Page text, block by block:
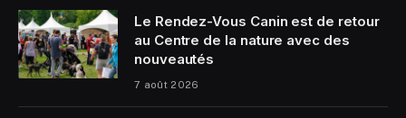
Le Rendez-Vous Canin est de retour
au Centre de la nature avec des
nouveautés
7 août 2026